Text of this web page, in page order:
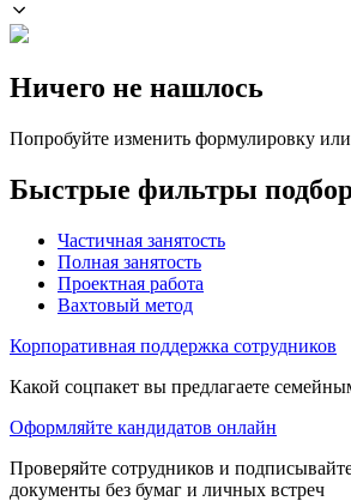
Ничего не нашлось
Попробуйте изменить формулировку
Быстрые фильтры
Частичная занятость
Полная занятость
Проектная работа
Вахтовый метод
Корпоративная поддержка сотрудников
Какой соцпакет вы предлагаете
Оформляйте кандидатов онлайн
Проверяйте сотрудников и
документы без бумаг и личных встреч